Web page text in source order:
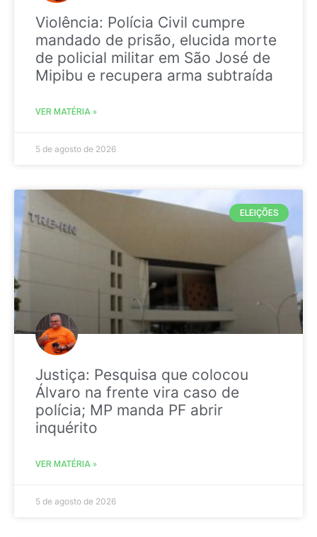
Violência: Polícia Civil cumpre
mandado de prisão, elucida morte
de policial militar em São José de
Mipibu e recupera arma subtraída
VER MATÉRIA »
5 de agosto de 2026
ELEIÇÕES
Justiça: Pesquisa que colocou
Álvaro na frente vira caso de
polícia; MP manda PF abrir
inquérito
VER MATÉRIA »
5 de agosto de 2026